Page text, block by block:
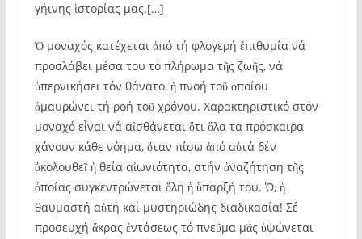
γήινης ἱστορίας μας.[…]
Ὁ μοναχός κατέχεται ἀπό τή φλογερή ἐπιθυμία νά
προσλάβει μέσα του τό πλήρωμα τῆς ζωῆς, νά
ὑπερνικήσει τόν θάνατο, ἡ πνοή τοῦ ὁποίου
ἀμαυρώνει τή ροή τοῦ χρόνου. Χαρακτηριστικό στόν
μοναχό εἶναι νά αἰσθάνεται ὅτι ὅλα τα πρόσκαιρα
χάνουν κάθε νόημα, ὅταν πίσω ἀπό αὐτά δέν
ἀκολουθεῖ ἡ θεία αἰωνιότητα, στήν ἀναζήτηση τῆς
ὁποίας συγκεντρώνεται ὅλη ἡ ὕπαρξή του. Ώ, ἡ
θαυμαστή αὐτή καί μυστηριώδης διαδικασία! Σέ
προσευχή ἄκρας ἐντάσεως τό πνεῦμα μᾶς ὑψώνεται